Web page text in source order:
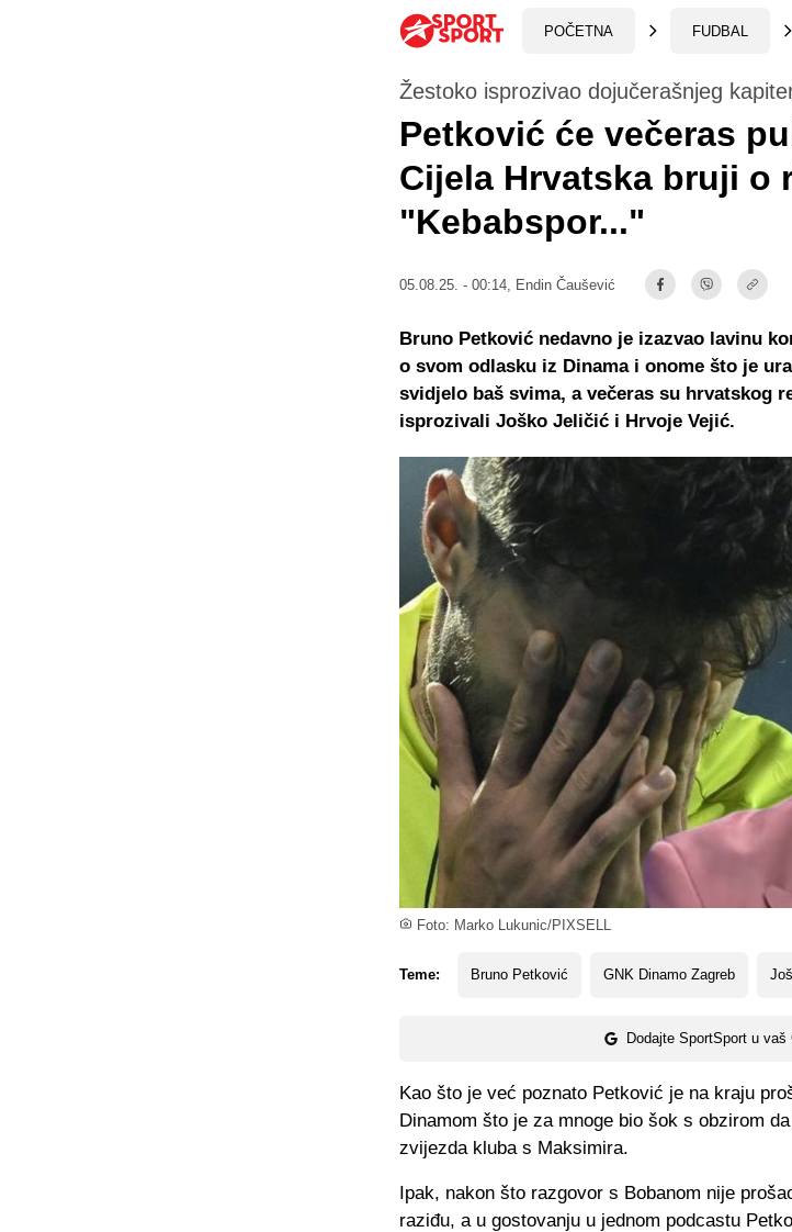
POČETNA FUDBAL
Foto: Marko Lukunic/PIXSELL
Žestoko isprozivao dojučerašnjeg
Petković će večeras
Cijela Hrvatska bruji o
"Kebabspor..."
05.08.25. - 00:14, Endin Čaušević
Teme: Bruno Petković GNK Dinamo Zagreb
Dodajte SportSport u vaš
Bruno Petković nedavno je izazvao lavinu
o svom odlasku iz Dinama i onome što je
svidjelo baš svima, a večeras su hrvatskog
isprozivali Joško Jeličić i Hrvoje Vejić.
Kao što je već poznato Petković je na kraju
Dinamom što je za mnoge bio šok s obzirom
zvijezda kluba s Maksimira.
Ipak, nakon što razgovor s Bobanom nije
raziđu, a u gostovanju u jednom podcastu